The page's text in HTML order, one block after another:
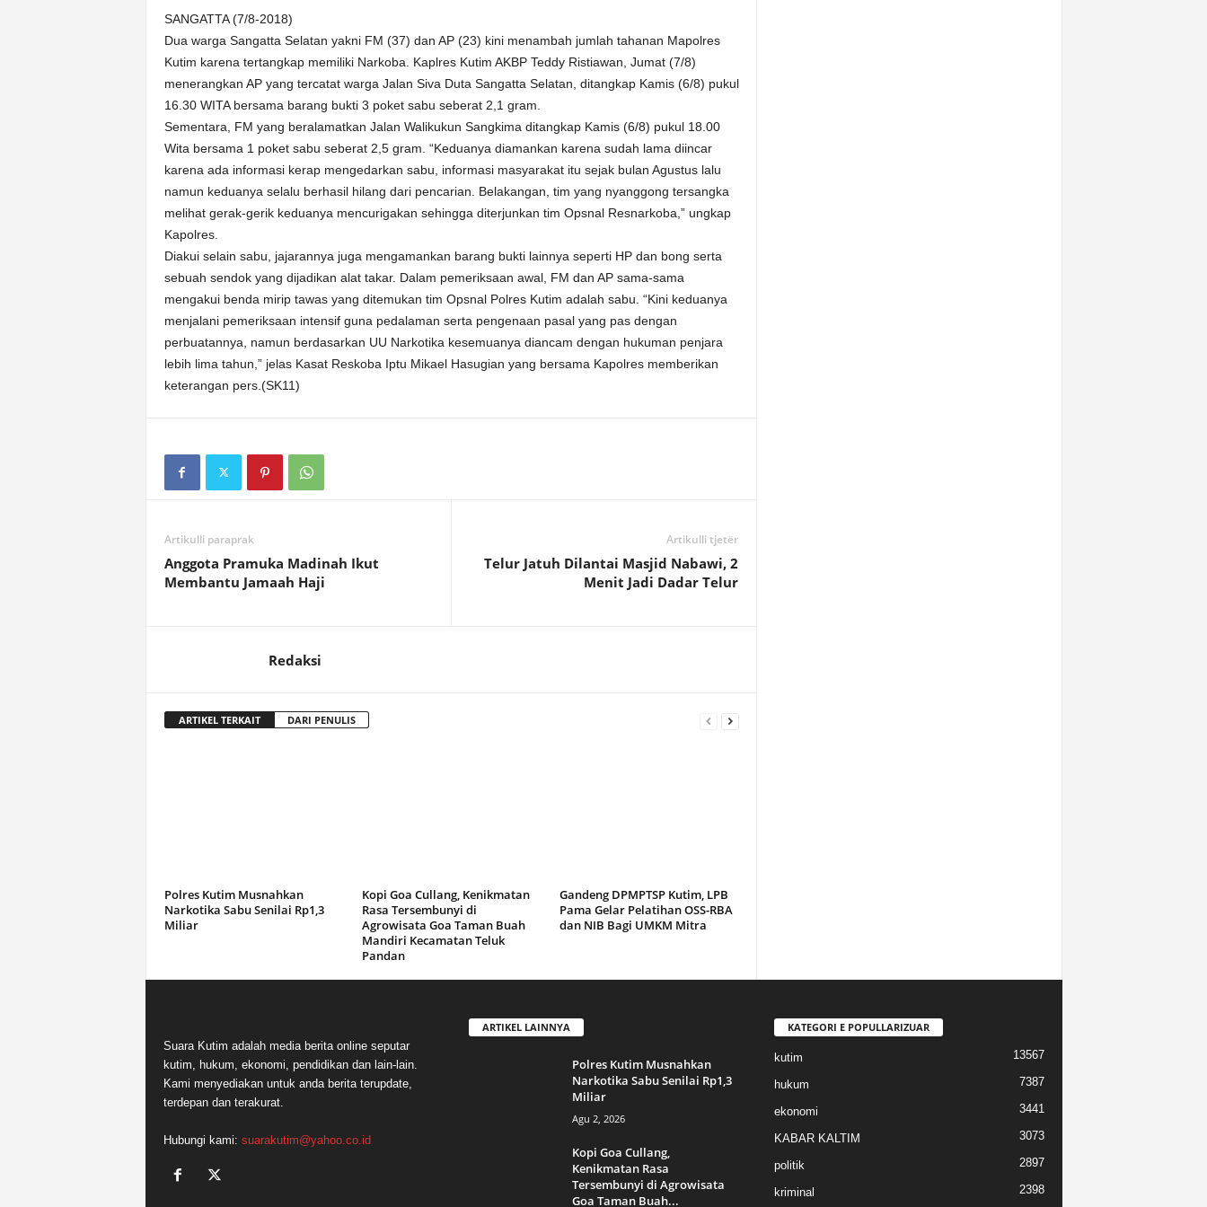
SANGATTA (7/8-2018)
Dua warga Sangatta Selatan yakni FM (37) dan AP (23) kini menambah jumlah tahanan Mapolres
Kutim karena tertangkap memiliki Narkoba. Kaplres Kutim AKBP Teddy Ristiawan, Jumat (7/8)
menerangkan AP yang tercatat warga Jalan Siva Duta Sangatta Selatan, ditangkap Kamis (6/8) pukul
16.30 WITA bersama barang bukti 3 poket sabu seberat 2,1 gram.
Sementara, FM yang beralamatkan Jalan Walikukun Sangkima ditangkap Kamis (6/8) pukul 18.00
Wita bersama 1 poket sabu seberat 2,5 gram. “Keduanya diamankan karena sudah lama diincar
karena ada informasi kerap mengedarkan sabu, informasi masyarakat itu sejak bulan Agustus lalu
namun keduanya selalu berhasil hilang dari pencarian. Belakangan, tim yang nyanggong tersangka
melihat gerak-gerik keduanya mencurigakan sehingga diterjunkan tim Opsnal Resnarkoba,” ungkap
Kapolres.
Diakui selain sabu, jajarannya juga mengamankan barang bukti lainnya seperti HP dan bong serta
sebuah sendok yang dijadikan alat takar. Dalam pemeriksaan awal, FM dan AP sama-sama
mengakui benda mirip tawas yang ditemukan tim Opsnal Polres Kutim adalah sabu. “Kini keduanya
menjalani pemeriksaan intensif guna pedalaman serta pengenaan pasal yang pas dengan
perbuatannya, namun berdasarkan UU Narkotika kesemuanya diancam dengan hukuman penjara
lebih lima tahun,” jelas Kasat Reskoba Iptu Mikael Hasugian yang bersama Kapolres memberikan
keterangan pers.(SK11)
Artikulli paraprak
Anggota Pramuka Madinah Ikut
Membantu Jamaah Haji
Artikulli tjetër
Telur Jatuh Dilantai Masjid Nabawi, 2
Menit Jadi Dadar Telur
Redaksi
ARTIKEL TERKAIT DARI PENULIS
Polres Kutim Musnahkan
Narkotika Sabu Senilai Rp1,3
Miliar
Kopi Goa Cullang, Kenikmatan
Rasa Tersembunyi di
Agrowisata Goa Taman Buah
Mandiri Kecamatan Teluk
Pandan
Gandeng DPMPTSP Kutim, LPB
Pama Gelar Pelatihan OSS-RBA
dan NIB Bagi UMKM Mitra
Suara Kutim adalah media berita online seputar
kutim, hukum, ekonomi, pendidikan dan lain-lain.
Kami menyediakan untuk anda berita terupdate,
terdepan dan terakurat.
Hubungi kami: suarakutim@yahoo.co.id
ARTIKEL LAINNYA
Polres Kutim Musnahkan
Narkotika Sabu Senilai Rp1,3
Miliar
Agu 2, 2026
Kopi Goa Cullang,
Kenikmatan Rasa
Tersembunyi di Agrowisata
Goa Taman Buah...
KATEGORI E POPULLARIZUAR
kutim 13567
hukum 7387
ekonomi 3441
KABAR KALTIM 3073
politik 2897
kriminal 2398